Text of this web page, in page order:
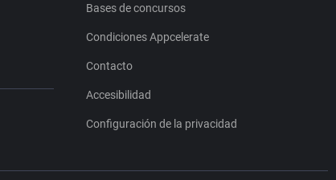
Bases de concursos
Condiciones Appcelerate
Contacto
Accesibilidad
Configuración de la privacidad